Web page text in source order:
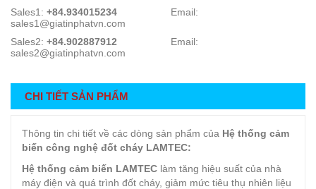
Sales1: +84.934015234 Email:
sales1@giatinphatvn.com
Sales2: +84.902887912 Email:
sales2@giatinphatvn.com
CHI TIẾT SẢN PHẨM
Thông tin chi tiết về các dòng sản phẩm của Hệ thống cảm
biến công nghệ đốt cháy LAMTEC:
Hệ thống cảm biến LAMTEC làm tăng hiệu suất của nhà
máy điện và quá trình đốt cháy, giảm mức tiêu thụ nhiên liệu